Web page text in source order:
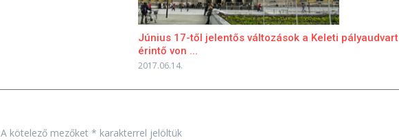
Június 17-től jelentős változások a Keleti pályaudvart
érintő von ...
2017.06.14.
A kötelező mezőket * karakterrel jelöltük